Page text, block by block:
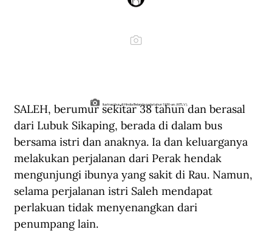
Ilustrasi bus di Hindia Belanda pada tahun 1930-an. (KITLV).
SALEH, berumur sekitar 38 tahun dan berasal
dari Lubuk Sikaping, berada di dalam bus
bersama istri dan anaknya. Ia dan keluarganya
melakukan perjalanan dari Perak hendak
mengunjungi ibunya yang sakit di Rau. Namun,
selama perjalanan istri Saleh mendapat
perlakuan tidak menyenangkan dari
penumpang lain.